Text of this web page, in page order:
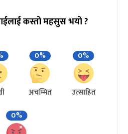
कस्तो महसुस भयो ?
0%
अचम्मित
0%
उत्साहित
0%